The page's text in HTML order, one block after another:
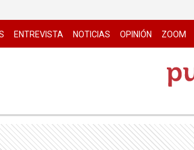
ENTREVISTA NOTICIAS OPINIÓN ZOOM